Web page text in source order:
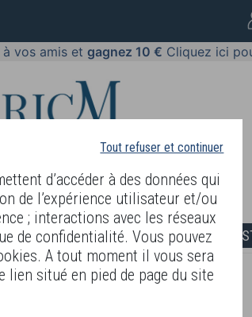
Tout refuser et continuer
d’accéder à des données qui
de l’expérience utilisateur et/ou
; interactions avec les réseaux
de confidentialité. Vous pouvez
A tout moment il vous sera
situé en pied de page du site
à vos amis et gagnez 10 € Cliquez ici
BLOG DIAGNOSTIC PEAU DEVENIR
Quintessence Or